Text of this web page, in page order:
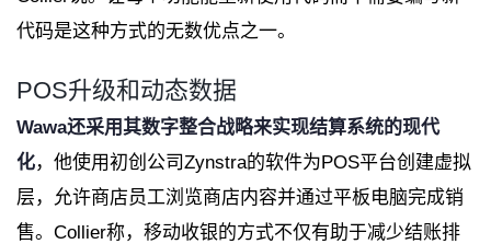
代码是这种方式的无数优点之一。
POS升级和动态数据
Wawa还采用其数字整合战略来实现结算系统的现代
化，他使用初创公司Zynstra的软件为POS平台创建虚拟
层，允许商店员工浏览商店内容并通过平板电脑完成销
售。Collier称，移动收银的方式不仅有助于减少结账排